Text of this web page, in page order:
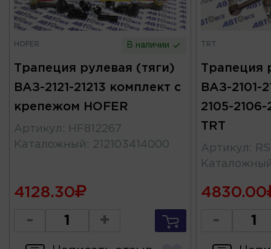
HOFER В наличии
Трапеция рулевая (тяги)
ВАЗ-2121-21213 комплект с
крепежом HOFER
Артикул :
HF812267
Каталожный : 212103414000
4128.30
- +
TRT
Трапеция
ВАЗ-2101-
2105-
TRT
Артикул :
4830.00
-